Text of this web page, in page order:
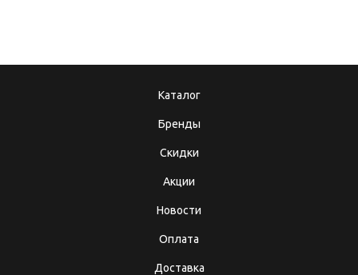
Каталог
Бренды
Скидки
Акции
Новости
Оплата
Доставка